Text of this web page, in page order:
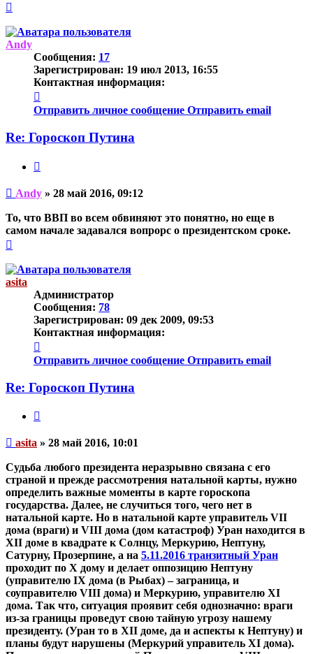
началу
Andy
Сообщения: 17
Зарегистрирован: 19 июл 2013, 16:55
Контактная информация:
информация
пользователя
Отправить личное сообщение Отправить email
Re: Гороскоп Путина
Непрочитанное
сообщение
Andy » 28 май 2016, 09:12
То, что ВВП во всем обвиняют это понятно, но еще в
самом начале задавался вопрорс о президентском сроке.
началу
asita
Администратор
Сообщения: 78
Зарегистрирован: 09 дек 2009, 09:53
Контактная информация:
информация
пользователя
Отправить личное сообщение Отправить email
Re: Гороскоп Путина
Непрочитанное
asita » 28 май 2016, 10:01
Судьба любого президента неразрывно связана с его
страной и прежде рассмотрения натальной карты, нужно
определить важные моменты в карте гороскопа
государства. Далее, не случиться того, чего нет в
натальной карте. Но в натальной карте управитель VII
дома (враги) и VIII дома (дом катастроф) Уран находится в
XII доме в квадрате к Солнцу, Меркурию, Нептуну,
Сатурну, Прозерпине, а на 5.11.2016 транзитный Уран
проходит по Х дому и делает оппозицию Нептуну
(управителю IX дома (в Рыбах) – заграница, и
соуправителю VIII дома) и Меркурию, управителю XI
дома. Так что, ситуация проявит себя однозначно: враги
из-за границы проведут свою тайную угрозу нашему
президенту. (Уран то в XII доме, да и аспекты к Нептуну) и
планы будут нарушены (Меркурий управитель XI дома).